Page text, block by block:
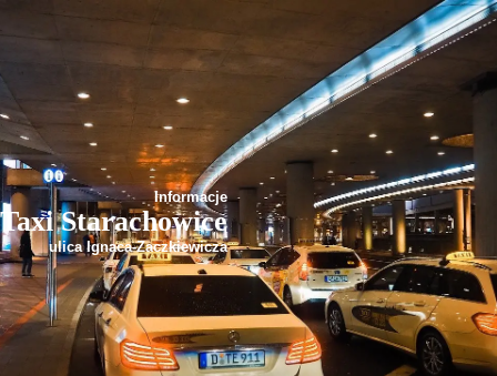
Informacje
Taxi Starachowice
ulica Ignaca-Zaczkiewicza